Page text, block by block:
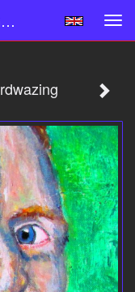
Leo Koopman - Vincent En Zijn Geestverdwazing